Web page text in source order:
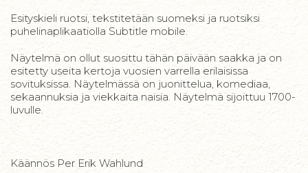
Esityskieli ruotsi, tekstitetään suomeksi ja ruotsiksi
puhelinaplikaatiolla Subtitle mobile.
Näytelmä on ollut suosittu tähän päivään saakka ja on
esitetty useita kertoja vuosien varrella erilaisissa
sovituksissa. Näytelmässä on juonittelua, komediaa,
sekaannuksia ja viekkaita naisia. Näytelmä sijoittuu 1700-
luvulle.
Käännös Per Erik Wahlund